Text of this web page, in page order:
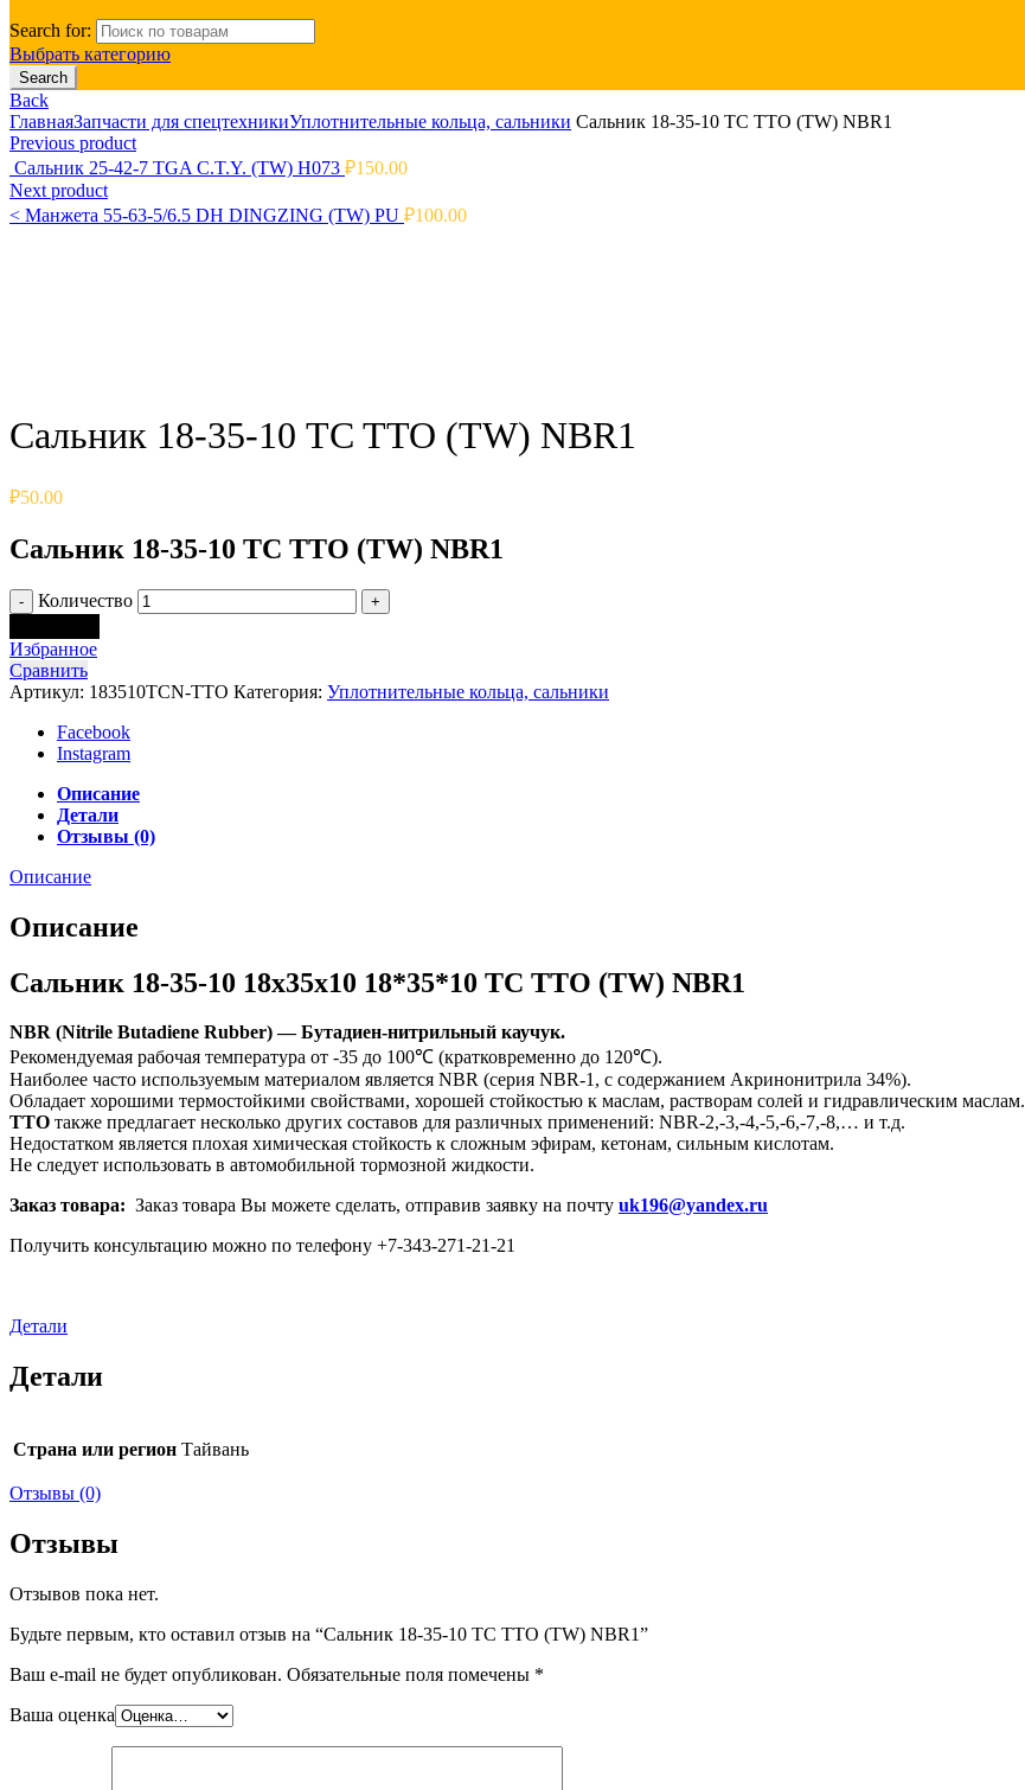
Search for:
Выбрать категорию
Search
Back
ГлавнаяЗапчасти для спецтехникиУплотнительные кольца, сальники Сальник 18-35-10 TC TTO (TW) NBR1
Previous product
Сальник 25-42-7 TGA C.T.Y. (TW) H073 ₽150.00
Next product
< Манжета 55-63-5/6.5 DH DINGZING (TW) PU ₽100.00
Сальник 18-35-10 TC TTO (TW) NBR1
₽50.00
Сальник 18-35-10 TC TTO (TW) NBR1
Количество
Избранное
Сравнить
Артикул: 183510TCN-TTO Категория: Уплотнительные кольца, сальники
Facebook
Instagram
Описание
Детали
Отзывы (0)
Описание
Описание
Сальник 18-35-10 18x35x10 18*35*10 TC TTO (TW) NBR1
NBR (Nitrile Butadiene Rubber) — Бутадиен-нитрильный каучук.
Рекомендуемая рабочая температура от -35 до 100℃ (кратковременно до 120℃).
Наиболее часто используемым материалом является NBR (серия NBR-1, с содержанием Акринонитрила 34%).
Обладает хорошими термостойкими свойствами, хорошей стойкостью к маслам, растворам солей и гидравлическим маслам.
TTO также предлагает несколько других составов для различных применений: NBR-2,-3,-4,-5,-6,-7,-8,… и т.д.
Недостатком является плохая химическая стойкость к сложным эфирам, кетонам, сильным кислотам.
Не следует использовать в автомобильной тормозной жидкости.
Заказ товара: Заказ товара Вы можете сделать, отправив заявку на почту uk196@yandex.ru
Получить консультацию можно по телефону +7-343-271-21-21
Детали
Детали
Страна или регион Тайвань
Отзывы (0)
Отзывы
Отзывов пока нет.
Будьте первым, кто оставил отзыв на “Сальник 18-35-10 TC TTO (TW) NBR1”
Ваш e-mail не будет опубликован. Обязательные поля помечены *
Ваша оценка